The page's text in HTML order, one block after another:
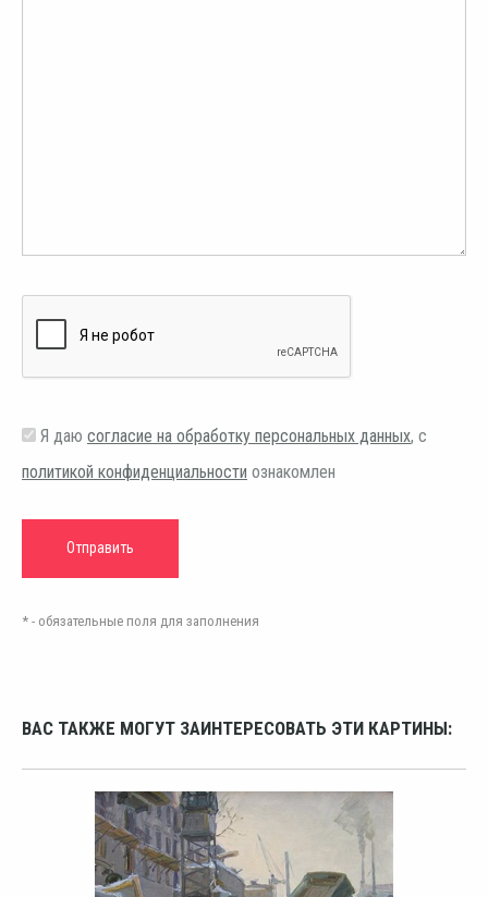
Я даю согласие на обработку персональных данных, с
политикой конфиденциальности ознакомлен
* - обязательные поля для заполнения
ВАС ТАКЖЕ МОГУТ ЗАИНТЕРЕСОВАТЬ ЭТИ КАРТИНЫ: